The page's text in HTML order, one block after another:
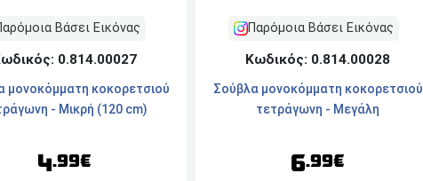
Βάσει Εικόνας
0.814.00027
μονοκόμματη κοκορετσιού
- Μικρή (120 cm)
4.99€
Παρόμοια Βάσει Εικόνας
Κωδικός: 0.814.00028
Σούβλα μονοκόμματη κοκορετσιού
τετράγωνη - Μεγάλη
6.99€